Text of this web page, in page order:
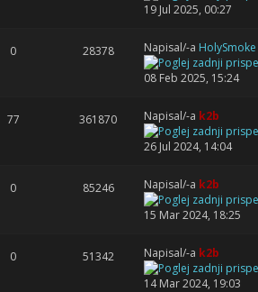
19 Jul 2025, 00:27
0 28378 Napisal/-a HolySmoke
08 Feb 2025, 15:24
77 361870 Napisal/-a k2b
26 Jul 2024, 14:04
0 85246 Napisal/-a k2b
15 Mar 2024, 18:25
0 51342 Napisal/-a k2b
14 Mar 2024, 19:03